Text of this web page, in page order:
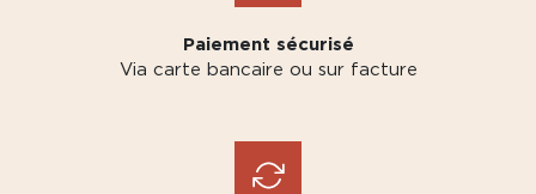
Paiement sécurisé
Via carte bancaire ou sur facture